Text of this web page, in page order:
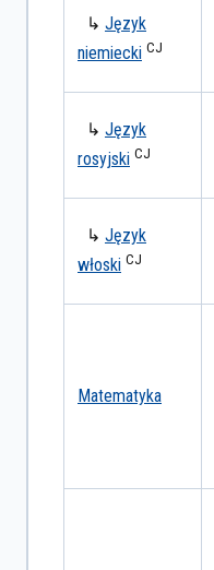
↳ Język
niemiecki CJ
↳ Język
rosyjski CJ
↳ Język
włoski CJ
Matematyka